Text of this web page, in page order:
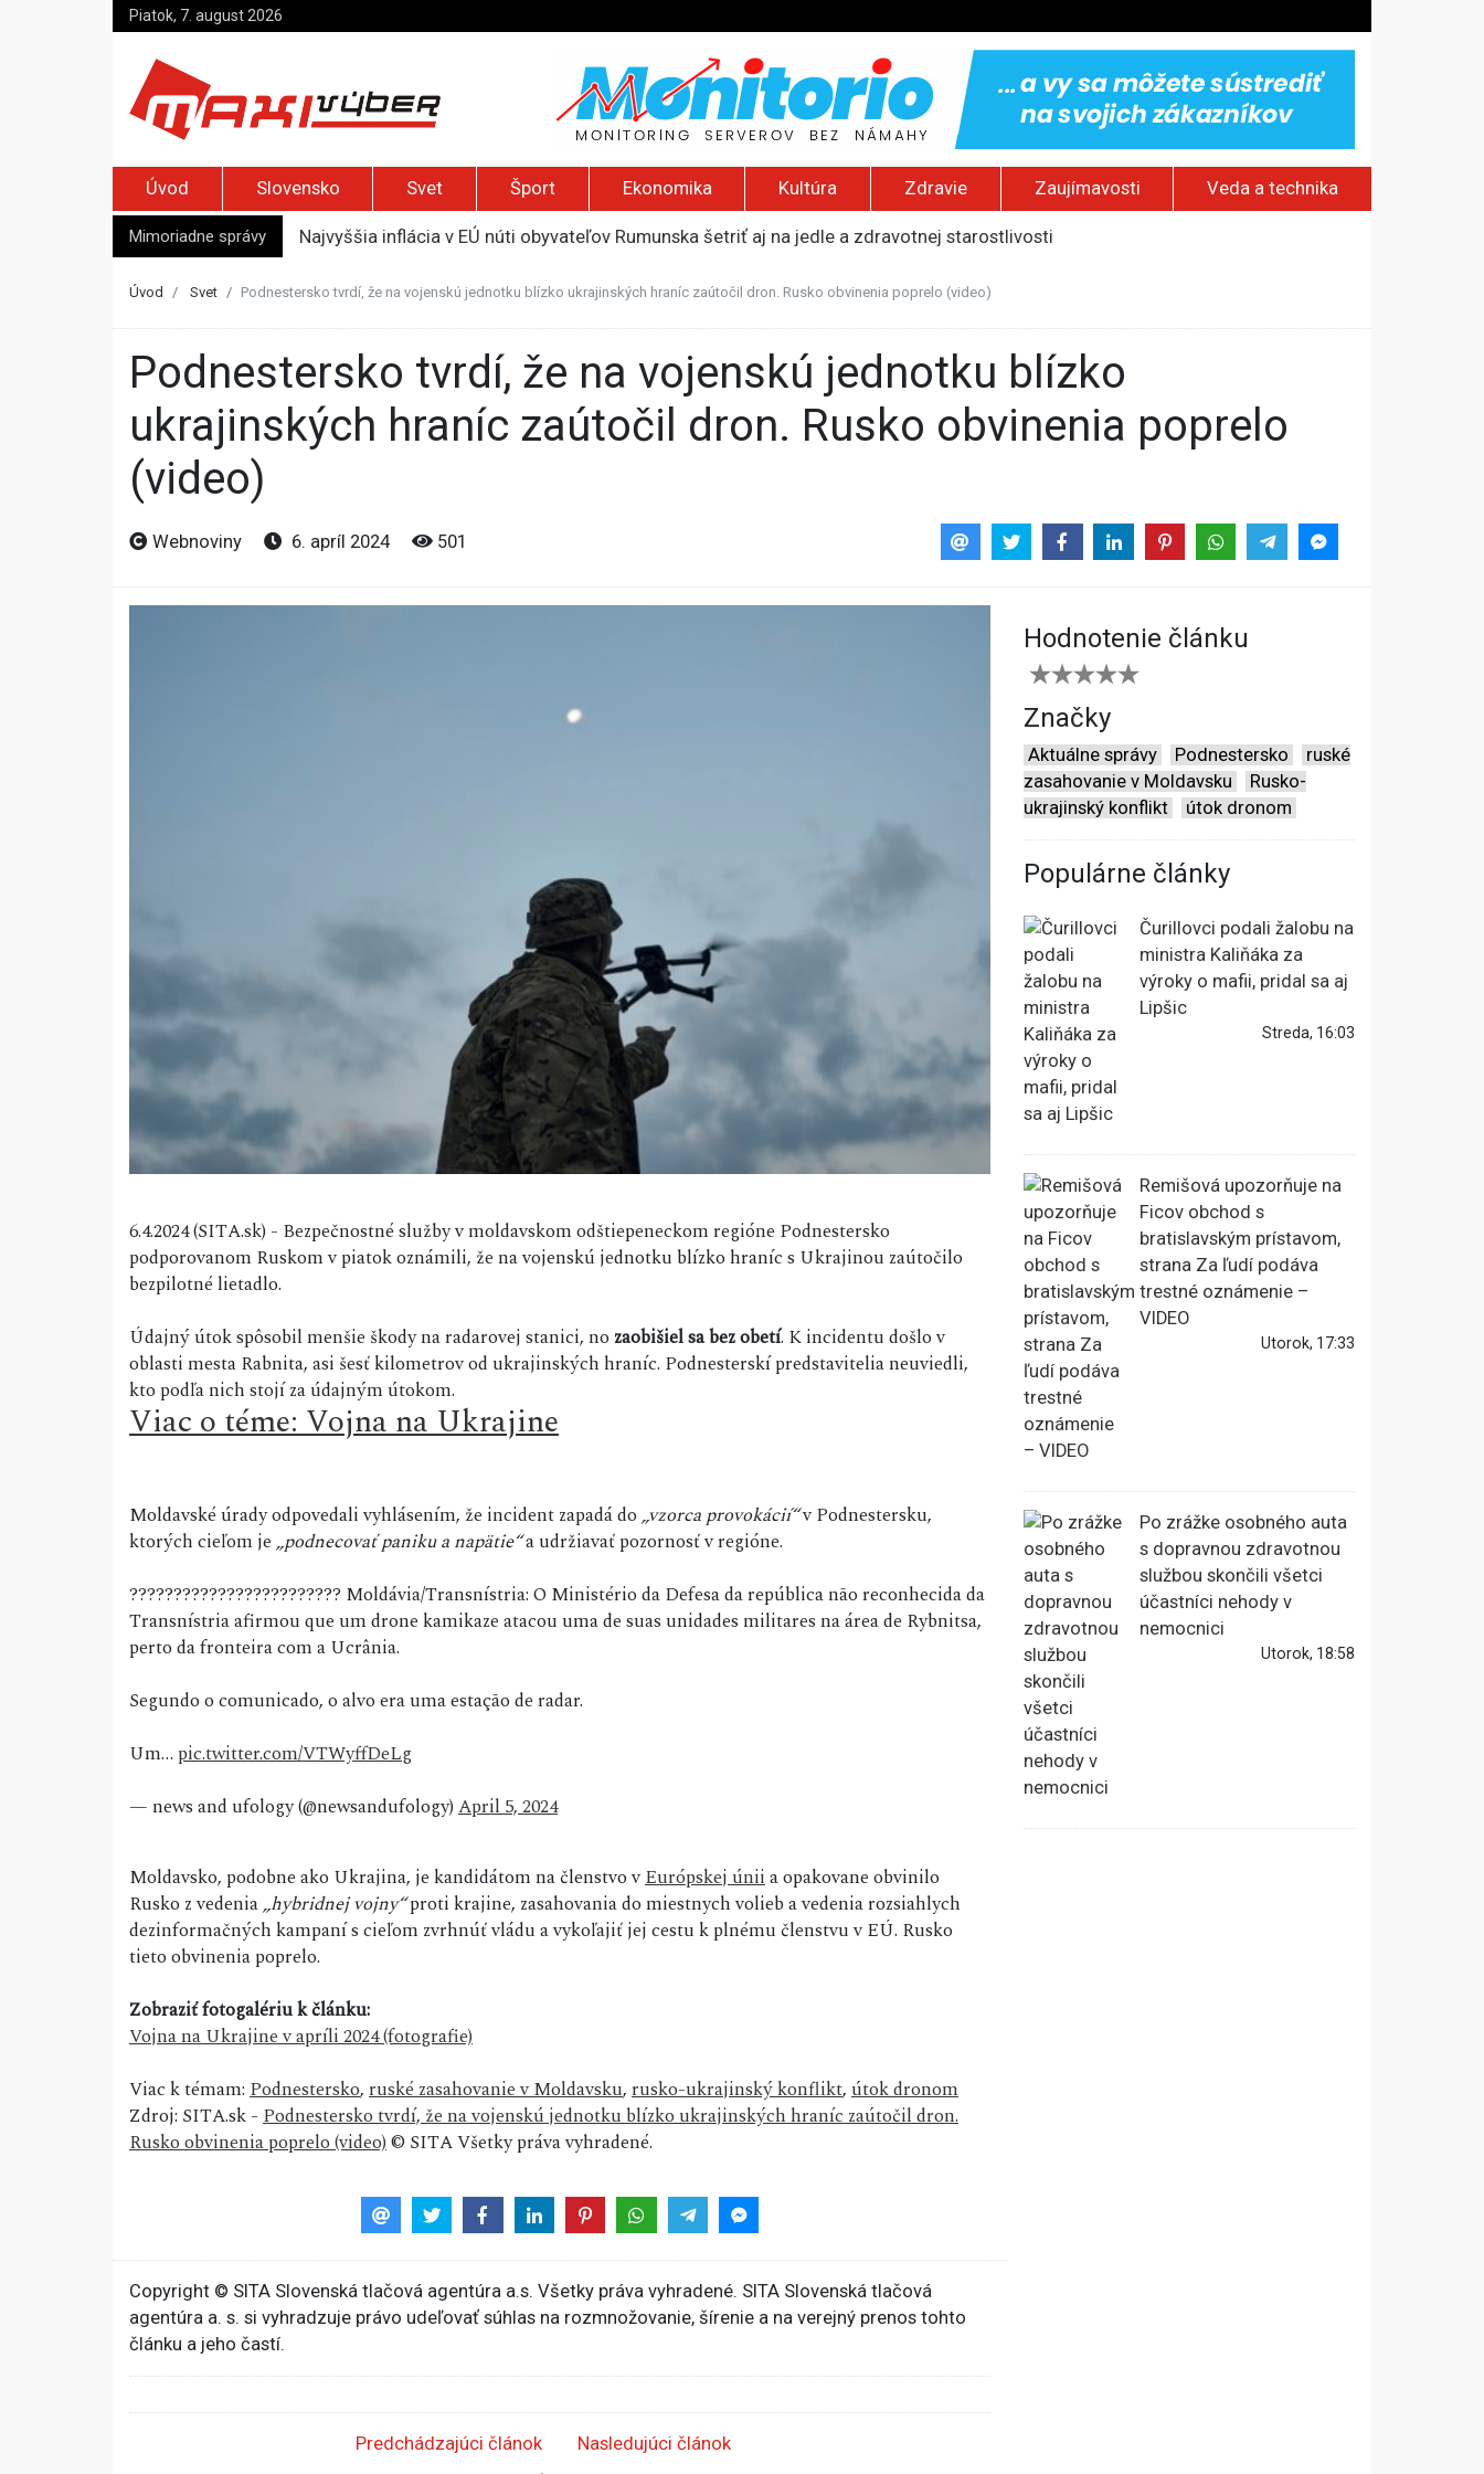
Piatok, 7. august 2026
Úvod Slovensko Svet Šport Ekonomika Kultúra Zdravie Zaujímavosti Veda a technika
Mimoriadne správy
Najvyššia inflácia v EÚ núti obyvateľov Rumunska šetriť aj na jedle a zdravotnej starostlivosti
Meta musí v USA zaplatiť vyše pol miliardy dolárov za ohrozovanie detí na sociálnych sieťach
Úvod Svet Podnestersko tvrdí, že na vojenskú jednotku blízko ukrajinských hraníc zaútočil dron. Rusko obvinenia poprelo (video)
Podnestersko tvrdí, že na vojenskú jednotku blízko
ukrajinských hraníc zaútočil dron. Rusko obvinenia poprelo
(video)
Webnoviny 6. apríl 2024 501
6.4.2024 (SITA.sk) - Bezpečnostné služby v moldavskom odštiepeneckom regióne Podnestersko
podporovanom Ruskom v piatok oznámili, že na vojenskú jednotku blízko hraníc s Ukrajinou zaútočilo
bezpilotné lietadlo.
Údajný útok spôsobil menšie škody na radarovej stanici, no zaobišiel sa bez obetí. K incidentu došlo v
oblasti mesta Rabnita, asi šesť kilometrov od ukrajinských hraníc. Podnesterskí predstavitelia neuviedli,
kto podľa nich stojí za údajným útokom.
Viac o téme: Vojna na Ukrajine
Moldavské úrady odpovedali vyhlásením, že incident zapadá do„vzorca provokácií“v Podnestersku,
ktorých cieľom je„podnecovať paniku a napätie“a udržiavať pozornosť v regióne.
???????????????????????? Moldávia/Transnístria: O Ministério da Defesa da república não reconhecida da
Transnístria afirmou que um drone kamikaze atacou uma de suas unidades militares na área de Rybnitsa,
perto da fronteira com a Ucrânia.
Segundo o comunicado, o alvo era uma estação de radar.
Um… pic.twitter.com/VTWyffDeLg
— news and ufology (@newsandufology)April 5, 2024
Moldavsko, podobne ako Ukrajina, je kandidátom na členstvo vEurópskej úniia opakovane obvinilo
Rusko z vedenia„hybridnej vojny“proti krajine, zasahovania do miestnych volieb a vedenia rozsiahlych
dezinformačných kampaní s cieľom zvrhnúť vládu a vykoľajiť jej cestu k plnému členstvu v EÚ. Rusko
tieto obvinenia poprelo.
Zobraziť fotogalériu k článku:
Vojna na Ukrajine v apríli 2024 (fotografie)
Viac k témam:Podnestersko,ruské zasahovanie v Moldavsku,rusko-ukrajinský konflikt,útok dronom
Zdroj: SITA.sk -Podnestersko tvrdí, že na vojenskú jednotku blízko ukrajinských hraníc zaútočil dron.
Rusko obvinenia poprelo (video)© SITA Všetky práva vyhradené.
Hodnotenie článku
Značky
Aktuálne správy Podnestersko
ruské
zasahovanie v Moldavsku
Rusko-
ukrajinský konflikt
útok dronom
Populárne články
Čurillovci podali žalobu na
ministra Kaliňáka za
výroky o mafii, pridal sa aj
Lipšic
Streda, 16:03
Remišová upozorňuje na
Ficov obchod s
bratislavským prístavom,
strana Za ľudí podáva
trestné oznámenie –
VIDEO
Utorok, 17:33
Po zrážke osobného auta
s dopravnou zdravotnou
službou skončili všetci
účastníci nehody v
nemocnici
Utorok, 18:58
Copyright © SITA Slovenská tlačová agentúra a.s. Všetky práva vyhradené. SITA Slovenská tlačová
agentúra a. s. si vyhradzuje právo udeľovať súhlas na rozmnožovanie, šírenie a na verejný prenos tohto
článku a jeho častí.
Predchádzajúci článok Nasledujúci článok